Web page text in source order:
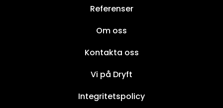
Referenser
Om oss
Kontakta oss
Vi på Dryft
Integritetspolicy